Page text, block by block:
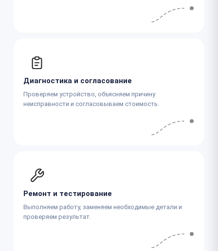
Диагностика и согласование
Проверяем устройство, объясняем причину
неисправности и согласовываем стоимость.
Ремонт и тестирование
Выполняем работу, заменяем необходимые детали и
проверяем результат.